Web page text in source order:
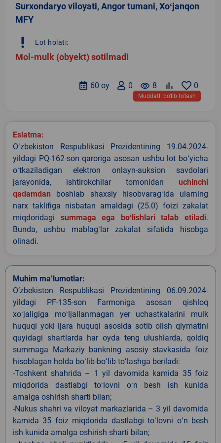
Surxondaryo viloyati, Angor tumani, Xoʻjanqon
MFY
priority_high Lot holati:
Mol-mulk (obyekt) sotilmadi
0
remove_red_eye 8
0
60 oy
Muddatli bo‘lib to‘lash
Eslatma:
Oʻzbekiston Respublikasi Prezidentining 19.04.2024-
yildagi PQ-162-son qaroriga asosan ushbu lot boʻyicha
oʻtkaziladigan elektron onlayn-auksion savdolari
jarayonida, ishtirokchilar tomonidan uchinchi
qadamdan boshlab shaxsiy hisobvaragʻida ularning
narx taklifiga nisbatan amaldagi (25.0) foizi zakalat
miqdoridagi summaga ega boʻlishlari talab etiladi.
Bunda, ushbu mablagʻlar zakalat sifatida hisobga
olinadi.
Muhim ma’lumotlar:
O‘zbekiston Respublikasi Prezidentining 06.09.2024-
yildagi PF-135-son Farmoniga asosan qishloq
xoʻjaligiga moʻljallanmagan yer uchastkalarini mulk
huquqi yoki ijara huquqi asosida sotib olish qiymatini
quyidagi shartlarda har oyda teng ulushlarda, qoldiq
summaga Markaziy bankning asosiy stavkasida foiz
hisoblagan holda boʻlib-boʻlib toʻlashga beriladi:
-Toshkent shahrida – 1 yil davomida kamida 35 foiz
miqdorida dastlabgi toʻlovni oʻn besh ish kunida
amalga oshirish sharti bilan;
-Nukus shahri va viloyat markazlarida – 3 yil davomida
kamida 35 foiz miqdorida dastlabgi toʻlovni oʻn besh
ish kunida amalga oshirish sharti bilan;